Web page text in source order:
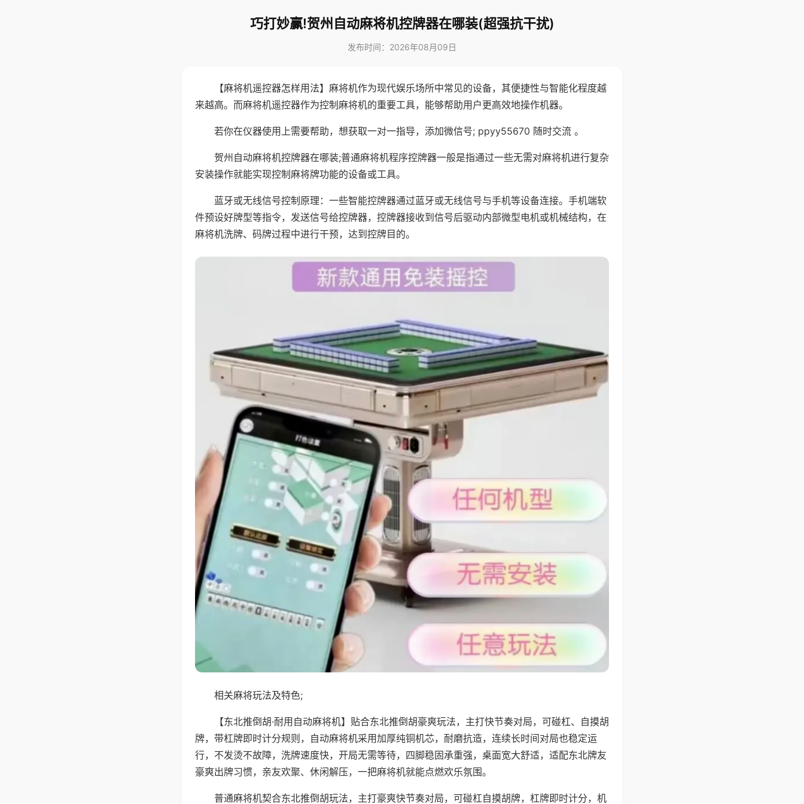
巧打妙赢!贺州自动麻将机控牌器在哪装(超强抗干扰)
发布时间：2026年08月09日
【麻将机遥控器怎样用法】麻将机作为现代娱乐场所中常见的设备，其便捷性与智能化程度越
来越高。而麻将机遥控器作为控制麻将机的重要工具，能够帮助用户更高效地操作机器。
若你在仪器使用上需要帮助，想获取一对一指导，添加微信号; ppyy55670 随时交流 。
贺州自动麻将机控牌器在哪装;普通麻将机程序控牌器一般是指通过一些无需对麻将机进行复杂
安装操作就能实现控制麻将牌功能的设备或工具。
蓝牙或无线信号控制原理：一些智能控牌器通过蓝牙或无线信号与手机等设备连接。手机端软
件预设好牌型等指令，发送信号给控牌器，控牌器接收到信号后驱动内部微型电机或机械结构，在
麻将机洗牌、码牌过程中进行干预，达到控牌目的。
相关麻将玩法及特色;
【东北推倒胡·耐用自动麻将机】贴合东北推倒胡豪爽玩法，主打快节奏对局，可碰杠、自摸胡
牌，带杠牌即时计分规则，自动麻将机采用加厚纯铜机芯，耐磨抗造，连续长时间对局也稳定运
行，不发烫不故障，洗牌速度快，开局无需等待，四脚稳固承重强，桌面宽大舒适，适配东北牌友
豪爽出牌习惯，亲友欢聚、休闲解压，一把麻将机就能点燃欢乐氛围。
普通麻将机契合东北推倒胡玩法，主打豪爽快节奏对局，可碰杠自摸胡牌，杠牌即时计分，机